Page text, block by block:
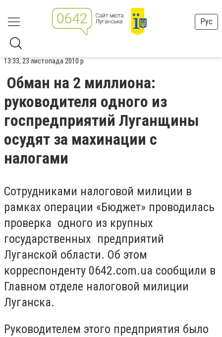
Рус
13:33, 23 листопада 2010 р.
Обман на 2 миллиона:
руководителя одного из
госпредприятий Луганщины
осудят за махинации с
налогами
Сотрудниками налоговой милиции в
рамках операции «Бюджет» проводилась
проверка одного из крупных
государственных предприятий
Луганской области. Об этом
корреспонденту 0642.com.ua сообщили в
Главном отделе налоговой милиции
Луганска.
Руководителем этого предприятия было